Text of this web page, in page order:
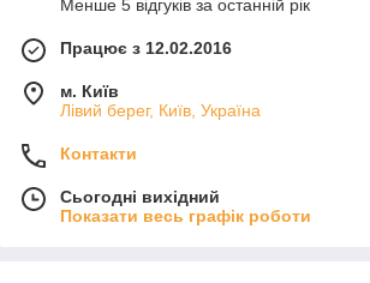
Менше 5 відгуків за останній рік
Працює з 12.02.2016
м. Київ
Лівий берег, Київ, Україна
Контакти
Сьогодні вихідний
Показати весь графік роботи